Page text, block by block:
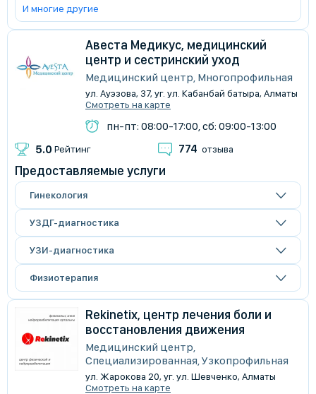
И многие другие
Авеста Медикус, медицинский
центр и сестринский уход
Медицинский центр, Многопрофильная
ул. Ауэзова, 37, уг. ул. Кабанбай батыра, Алматы
Смотреть на карте
пн-пт: 08:00-17:00, сб: 09:00-13:00
5.0 Рейтинг 774 отзыва
Предоставляемые услуги
Гинекология
УЗДГ-диагностика
УЗИ-диагностика
Физиотерапия
Rekinetix, центр лечения боли и
восстановления движения
Медицинский центр,
Специализированная, Узкопрофильная
ул. Жарокова 20, уг. ул. Шевченко, Алматы
Смотреть на карте